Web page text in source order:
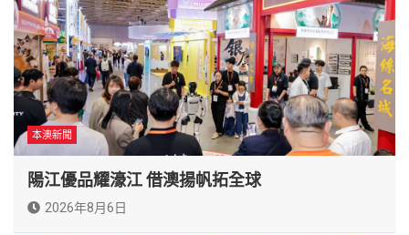
本澳新聞
陽江優品耀濠江 借澳揚帆拓全球
2026年8月6日